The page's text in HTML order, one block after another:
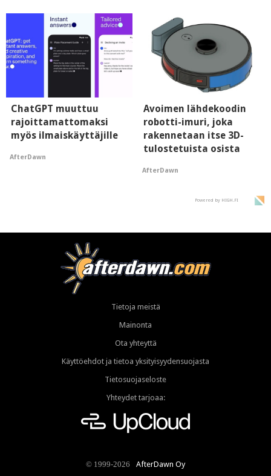
mielikuvaan brändistä
ChatGPT muuttuu
rajoittamattomaksi
myös ilmaiskäyttäjille
AfterDawn
Avoimen lähdekoodin
robotti-imuri, joka
rakennetaan itse 3D-
tulostetuista osista
AfterDawn
Powered by HIGH.FI
Tietoja meistä
Mainonta
Ota yhteyttä
Käyttöehdot ja tietoa yksityisyydensuojasta
Tietosuojaseloste
Yhteydet tarjoaa:
© 1999-2026 AfterDawn Oy